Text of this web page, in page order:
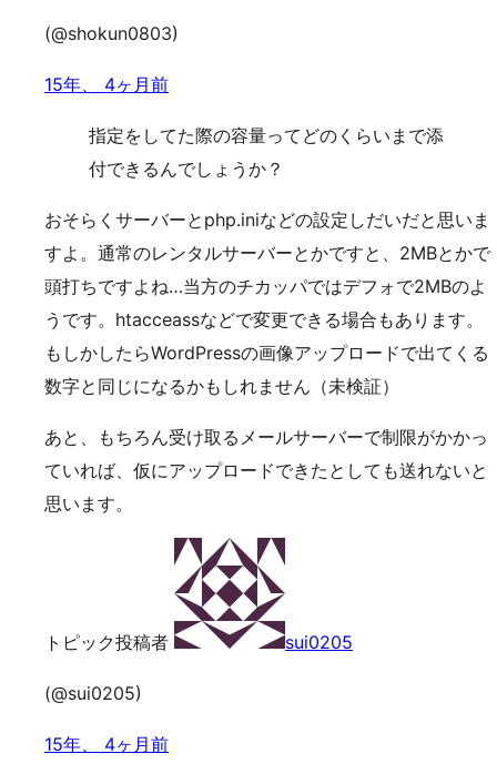
(@shokun0803)
15年、 4ヶ月前
指定をしてた際の容量ってどのくらいまで添
付できるんでしょうか？
おそらくサーバーとphp.iniなどの設定しだいだと思いま
すよ。通常のレンタルサーバーとかですと、2MBとかで
頭打ちですよね…当方のチカッパではデフォで2MBのよ
うです。htacceassなどで変更できる場合もあります。
もしかしたらWordPressの画像アップロードで出てくる
数字と同じになるかもしれません（未検証）
あと、もちろん受け取るメールサーバーで制限がかかっ
ていれば、仮にアップロードできたとしても送れないと
思います。
トピック投稿者 sui0205
(@sui0205)
15年、 4ヶ月前